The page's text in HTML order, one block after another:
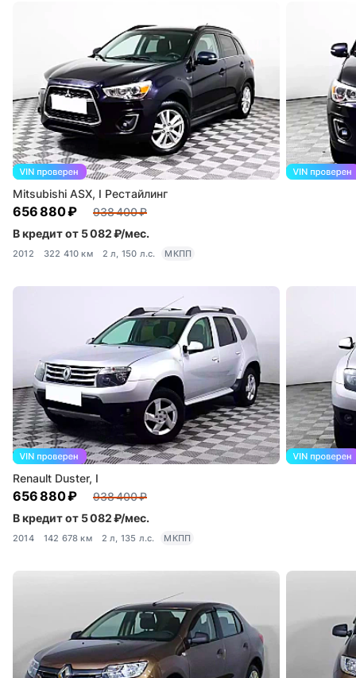
Mitsubishi ASX, I Рестайлинг
656 880 ₽
938 400 ₽
В кредит от 5 082 ₽/мес.
2012 322 410 км 2 л, 150 л.с. МКПП
Renault Duster, I
656 880 ₽
938 400 ₽
В кредит от 5 082 ₽/мес.
2014 142 678 км 2 л, 135 л.с. МКПП